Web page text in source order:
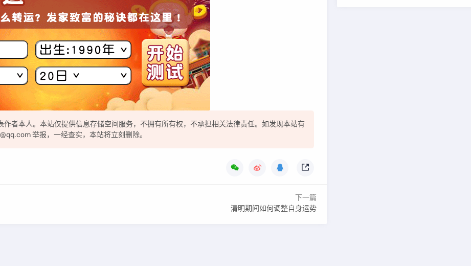
者本人。本站仅提供信息存储空间服务，不拥有所有权，不承担相关法律责任。如发现本站有
举报，一经查实，本站将立刻删除。
下一篇
清明期间如何调整自身运势